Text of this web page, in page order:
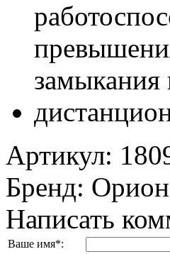
Артикул:
Бренд: Орион
Написать
Ваше имя*: